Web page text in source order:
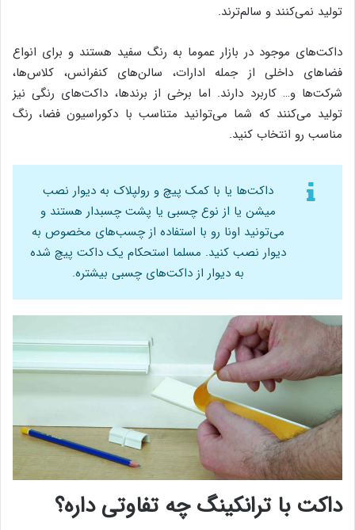
تولید نمی‌کنند و سالم‌ترند.
داکت‌های موجود در بازار عموما به رنگ سفید هستند و برای انواع
فضاهای داخلی از جمله ادارات، سالن‌های کنفرانس، کلاس‌ها،
شرکت‌ها و… کاربرد دارند. اما برخی از برندها، داکت‌های رنگی نیز
تولید می‌کنند که شما می‌توانید متناسب با دکوراسیون فضا، رنگ
مناسب رو انتخاب کنید.
داکت‌ها یا با کمک پیچ و رولپلاک به دیوار نصب
میشن یا از نوع چسبی یا پشت چسبدار هستند و
می‌تونید اونا رو با استفاده از چسب‌های مخصوص به
دیوار نصب کنید. مسلما استحکام یک داکت پیچ شده
به دیوار از داکت‌های چسبی بیشتره.
داکت با ترانکینگ چه تفاوتی داره؟